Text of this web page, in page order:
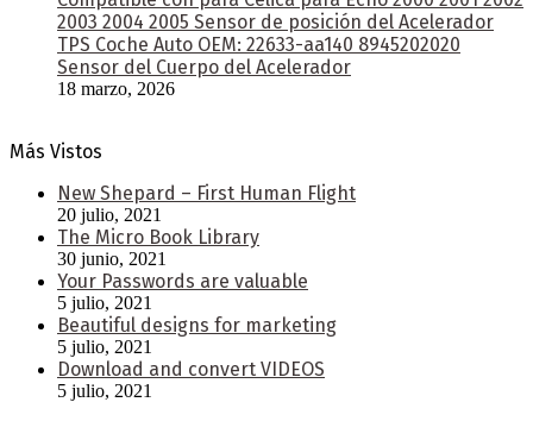
2003 2004 2005 Sensor de posición del Acelerador
TPS Coche Auto OEM: 22633-aa140 8945202020
Sensor del Cuerpo del Acelerador
18 marzo, 2026
Más Vistos
New Shepard – First Human Flight
20 julio, 2021
The Micro Book Library
30 junio, 2021
Your Passwords are valuable
5 julio, 2021
Beautiful designs for marketing
5 julio, 2021
Download and convert VIDEOS
5 julio, 2021